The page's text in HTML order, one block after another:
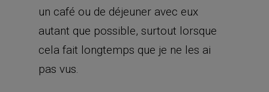
un café ou de déjeuner avec eux
autant que possible, surtout lorsque
cela fait longtemps que je ne les ai
pas vus.